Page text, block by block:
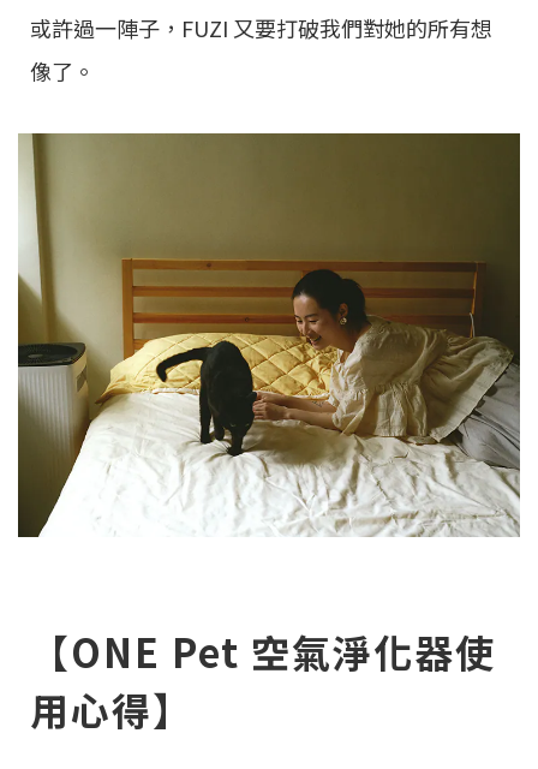
或許過一陣子，FUZI 又要打破我們對她的所有想
像了。
【ONE Pet 空氣淨化器使
用心得】